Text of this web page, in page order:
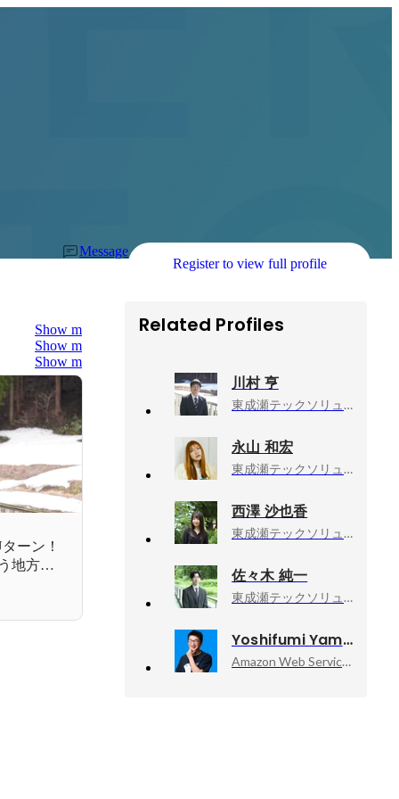
Message
Register to view full profile
Show more
Show more
Show more
ーン！
地方創
Related Profiles
川村 亨
東成瀬テックソリューションズ株式会社, マーケター
永山 和宏
東成瀬テックソリューションズ株式会社, マーケター
西澤 沙也香
東成瀬テックソリューションズ株式会社, メンバー
佐々木 純一
東成瀬テックソリューションズ株式会社, コンサルタント
Yoshifumi Yamaguchi
Amazon Web Services, Inc., Senior Developer Advocate